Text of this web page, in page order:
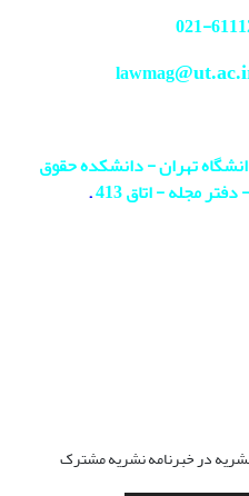
021
تهران - دانشکده حقوق
.
نشریه در خبرنامه نشریه مشترک